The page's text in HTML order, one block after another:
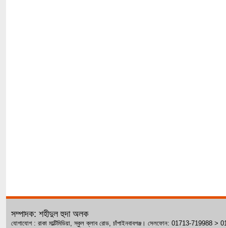
সম্পাদক: শহীদুল হুদা অলক
যোগাযোগ : রাকা মাল্টিমিডিয়া, স্কুল ক্লাব রোড, চাঁপাইনবাবগঞ্জ। সেলফোন: 01713-